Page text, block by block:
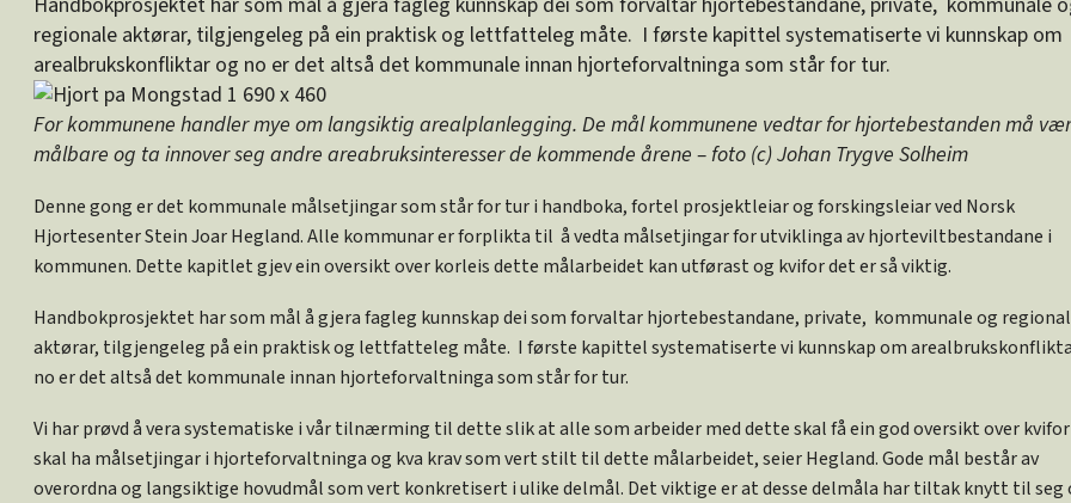
regionale aktørar, tilgjengeleg på ein praktisk og lettfatteleg måte. I første kapittel systematiserte vi kunnskap om
arealbrukskonfliktar og no er det altså det kommunale innan hjorteforvaltninga som står for tur.
For kommunene handler mye om langsiktig arealplanlegging. De mål kommunene vedtar for hjortebestanden må
målbare og ta innover seg andre areabruksinteresser de kommende årene – foto (c) Johan Trygve Solheim
Denne gong er det kommunale målsetjingar som står for tur i handboka, fortel prosjektleiar og forskingsleiar ved Norsk
Hjortesenter Stein Joar Hegland. Alle kommunar er forplikta til å vedta målsetjingar for utviklinga av hjorteviltbestandane i
kommunen. Dette kapitlet gjev ein oversikt over korleis dette målarbeidet kan utførast og kvifor det er så viktig.
Handbokprosjektet har som mål å gjera fagleg kunnskap dei som forvaltar hjortebestandane, private, kommunale og
aktørar, tilgjengeleg på ein praktisk og lettfatteleg måte. I første kapittel systematiserte vi kunnskap om
no er det altså det kommunale innan hjorteforvaltninga som står for tur.
Vi har prøvd å vera systematiske i vår tilnærming til dette slik at alle som arbeider med dette skal få ein god oversikt over
skal ha målsetjingar i hjorteforvaltninga og kva krav som vert stilt til dette målarbeidet, seier Hegland. Gode mål består av
overordna og langsiktige hovudmål som vert konkretisert i ulike delmål. Det viktige er at desse delmåla har tiltak knytt til seg